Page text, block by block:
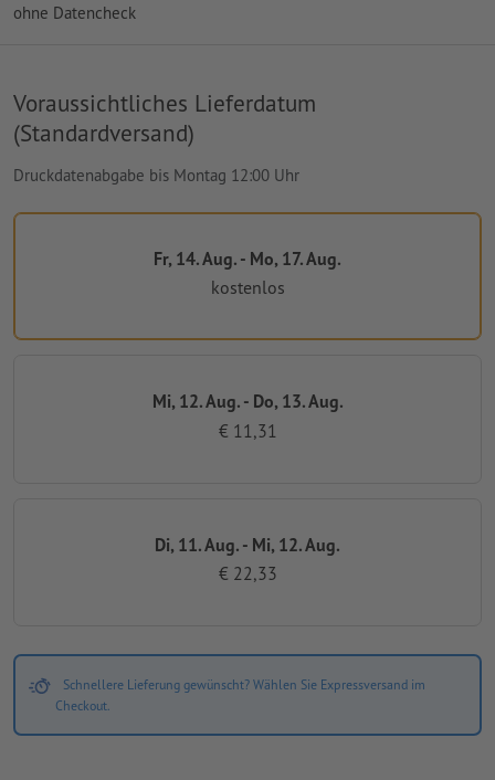
ohne Datencheck
Voraussichtliches Lieferdatum
(Standardversand)
Druckdatenabgabe bis Montag 12:00 Uhr
Fr, 14. Aug. - Mo, 17. Aug.
kostenlos
Mi, 12. Aug. - Do, 13. Aug.
€ 11,31
Di, 11. Aug. - Mi, 12. Aug.
€ 22,33
Schnellere Lieferung gewünscht? Wählen Sie Expressversand im
Checkout.